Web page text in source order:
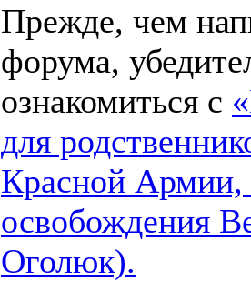
Прежде, чем
форума,
ознакомиться с
для
Красной Армии,
освобождения
Оголюк).